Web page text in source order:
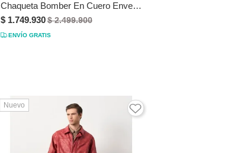
Chaqueta Bomber En Cuero Envejecido Para Hombre Chaqueta Bomber En Cuero Envejecido Para Hombre Cafe XXXL VÉLEZ
$ 1.749.930$ 2.499.900
ENVÍO GRATIS
Nuevo